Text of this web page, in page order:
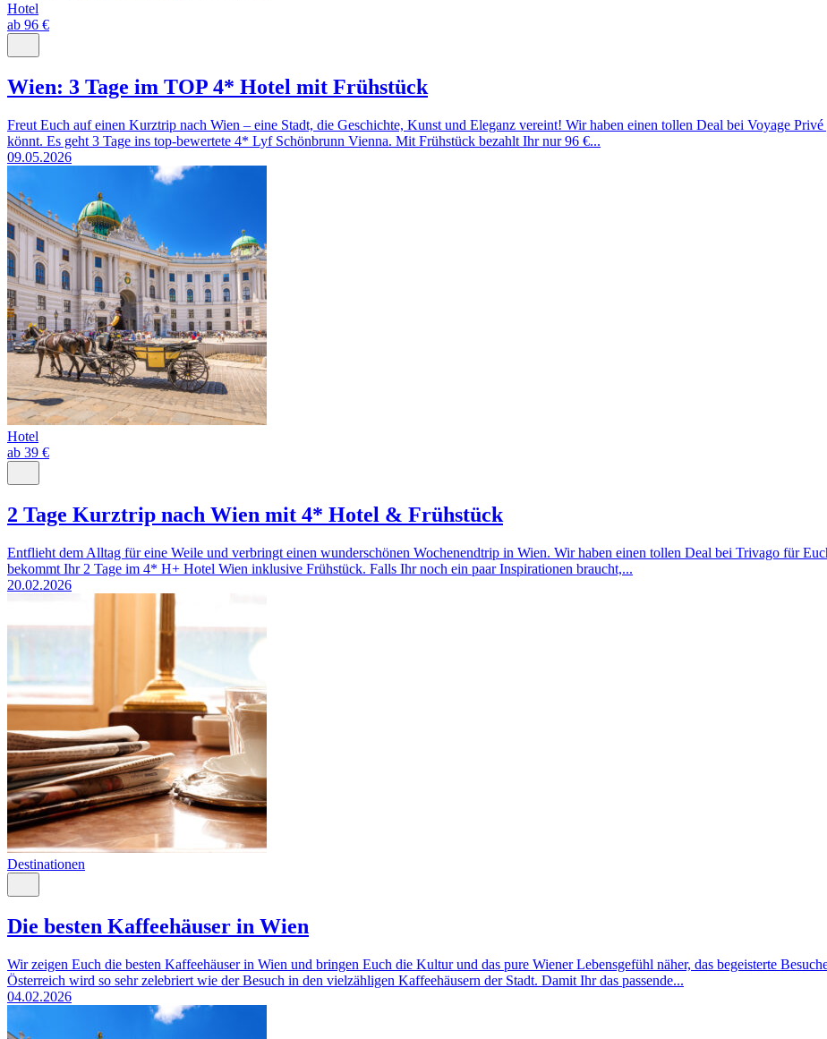
Hotel
ab 96 €
Wien: 3 Tage im TOP 4* Hotel mit Frühstück
Freut Euch auf einen Kurztrip nach Wien – eine Stadt, die Geschichte, Kunst und Eleganz vereint! Wir haben einen tollen Deal bei Voyage
könnt. Es geht 3 Tage ins top-bewertete 4* Lyf Schönbrunn Vienna. Mit Frühstück bezahlt Ihr nur 96 €...
09.05.2026
Hotel
ab 39 €
2 Tage Kurztrip nach Wien mit 4* Hotel & Frühstück
Entflieht dem Alltag für eine Weile und verbringt einen wunderschönen Wochenendtrip in Wien. Wir haben einen tollen Deal bei Trivago für
bekommt Ihr 2 Tage im 4* H+ Hotel Wien inklusive Frühstück. Falls Ihr noch ein paar Inspirationen braucht,...
20.02.2026
Destinationen
Die besten Kaffeehäuser in Wien
Wir zeigen Euch die besten Kaffeehäuser in Wien und bringen Euch die Kultur und das pure Wiener Lebensgefühl näher, das begeisterte
Österreich wird so sehr zelebriert wie der Besuch in den vielzähligen Kaffeehäusern der Stadt. Damit Ihr das passende...
04.02.2026